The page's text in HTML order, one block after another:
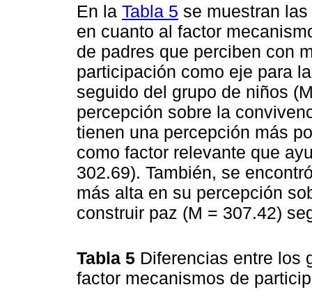
En la Tabla 5 se muestran
en cuanto al factor
de padres que perciben con
participación como eje para
seguido del grupo de niños
percepción sobre la
tienen una percepción más
como factor relevante que
302.69). También, se
más alta en su percepción
construir paz (M = 307.42)
Tabla 5 Diferencias entre los
factor mecanismos de